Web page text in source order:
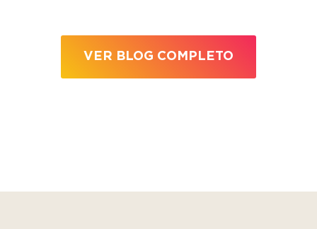
VER BLOG COMPLETO